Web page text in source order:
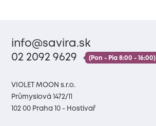
info@savira.sk
02 2092 9629
(Pon - Pia 8:00 - 16:00)
VIOLET MOON s.r.o.
Průmyslová 1472/11
102 00 Praha 10 - Hostivař